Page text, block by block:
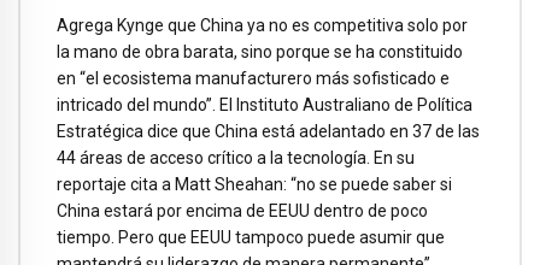
Agrega Kynge que China ya no es competitiva solo por
la mano de obra barata, sino porque se ha constituido
en “el ecosistema manufacturero más sofisticado e
intricado del mundo”. El Instituto Australiano de Política
Estratégica dice que China está adelantado en 37 de las
44 áreas de acceso crítico a la tecnología. En su
reportaje cita a Matt Sheahan: “no se puede saber si
China estará por encima de EEUU dentro de poco
tiempo. Pero que EEUU tampoco puede asumir que